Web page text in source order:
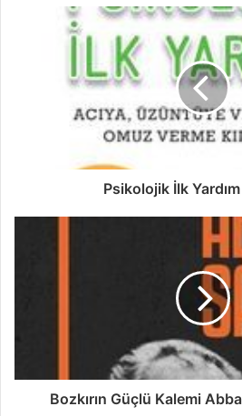
Psikolojik İlk
Bozkırın Güçlü Kalemi